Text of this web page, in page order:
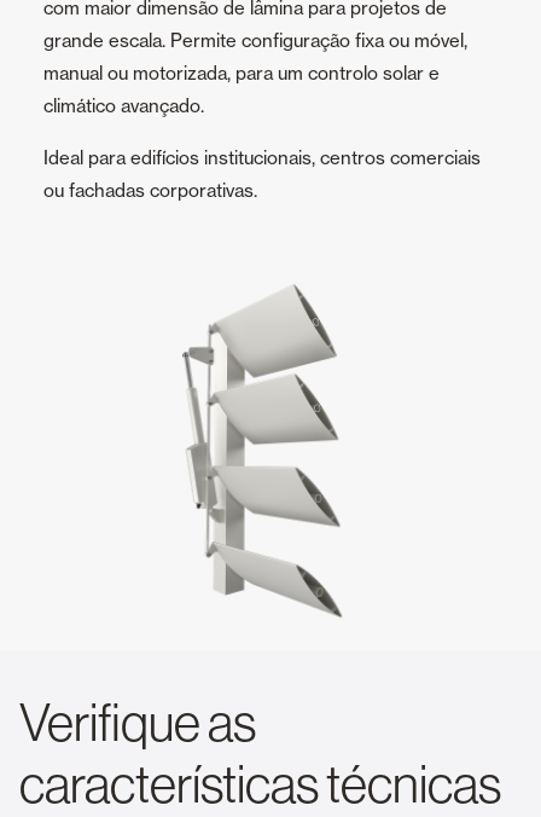
com maior dimensão de lâmina para projetos de
grande escala. Permite configuração fixa ou móvel,
manual ou motorizada, para um controlo solar e
climático avançado.
Ideal para edifícios institucionais, centros comerciais
ou fachadas corporativas.
Verifique as
características técnicas